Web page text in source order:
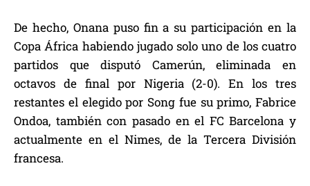
De hecho, Onana puso fin a su participación en la
Copa África habiendo jugado solo uno de los cuatro
partidos que disputó Camerún, eliminada en
octavos de final por Nigeria (2-0). En los tres
restantes el elegido por Song fue su primo, Fabrice
Ondoa, también con pasado en el FC Barcelona y
actualmente en el Nimes, de la Tercera División
francesa.